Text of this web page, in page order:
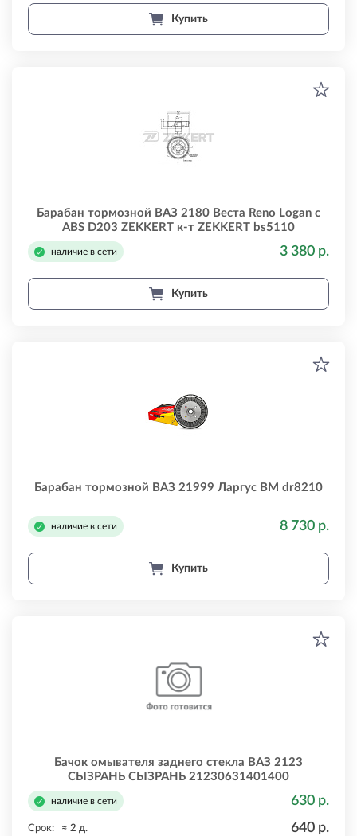
Купить
Барабан тормозной ВАЗ 2180 Веста Reno Logan с
ABS D203 ZEKKERT к-т ZEKKERT bs5110
наличие в сети 3 380 р.
Купить
Барабан тормозной ВАЗ 21999 Ларгус BM dr8210
наличие в сети 8 730 р.
Купить
Бачок омывателя заднего стекла ВАЗ 2123
СЫЗРАНЬ СЫЗРАНЬ 21230631401400
наличие в сети 630 р.
Срок: ≈ 2 д. 640 р.